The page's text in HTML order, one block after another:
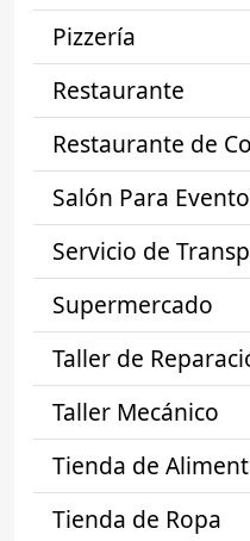
Pizzería
Restaurante
Restaurante de
Salón Para
Servicio de
Supermercado
Taller de
Taller Mecánico
Tienda de
Tienda de Ropa